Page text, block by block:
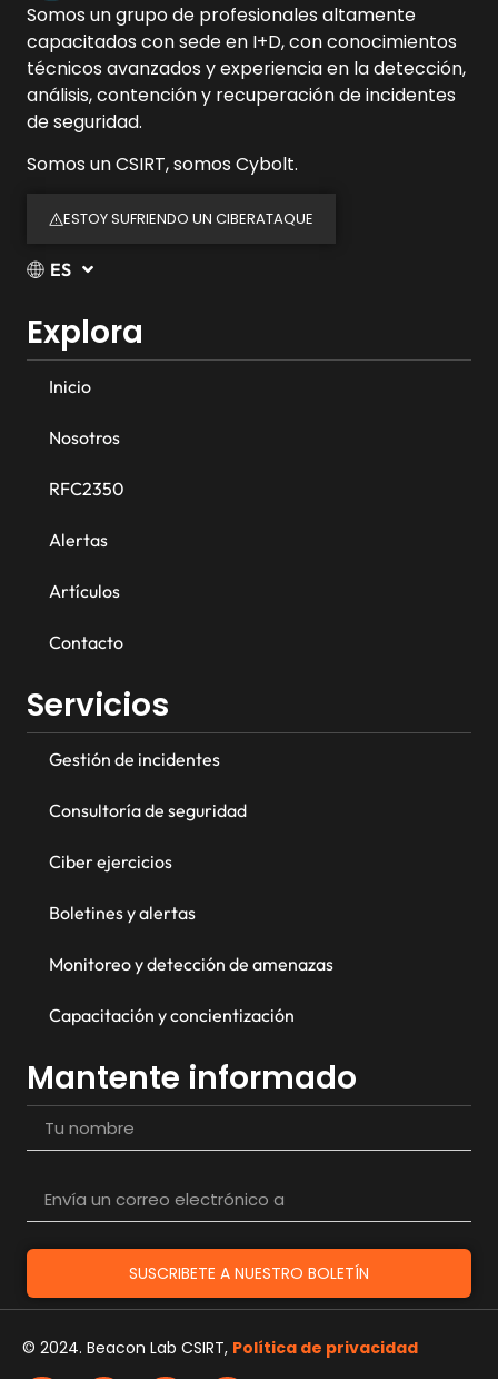
Somos un grupo de profesionales altamente
capacitados con sede en I+D, con conocimientos
técnicos avanzados y experiencia en la detección,
análisis, contención y recuperación de incidentes
de seguridad.
Somos un CSIRT, somos Cybolt.
ESTOY SUFRIENDO UN CIBERATAQUE
ES
Explora
Inicio
Nosotros
RFC2350
Alertas
Artículos
Contacto
Servicios
Gestión de incidentes
Consultoría de seguridad
Ciber ejercicios
Boletines y alertas
Monitoreo y detección de amenazas
Capacitación y concientización
Mantente informado
SUSCRIBETE A NUESTRO BOLETÍN
© 2024. Beacon Lab CSIRT, Política de privacidad